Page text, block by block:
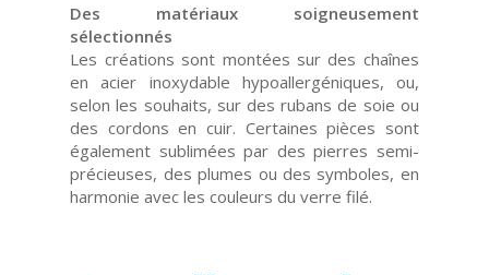
Des matériaux soigneusement
sélectionnés
Les créations sont montées sur des chaînes
en acier inoxydable hypoallergéniques, ou,
selon les souhaits, sur des rubans de soie ou
des cordons en cuir. Certaines pièces sont
également sublimées par des pierres semi-
précieuses, des plumes ou des symboles, en
harmonie avec les couleurs du verre filé.